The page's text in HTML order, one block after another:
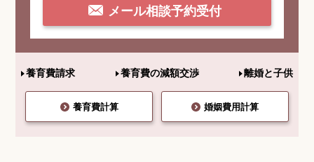
メール相談予約受付
養育費請求 養育費の減額交渉 離婚と子供
養育費計算 婚姻費用計算